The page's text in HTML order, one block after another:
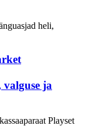
valguse ja